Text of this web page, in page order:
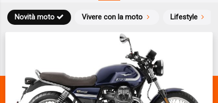
Novità moto Vivere con la moto Lifestyle